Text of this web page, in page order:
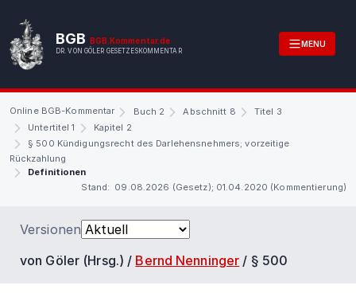
BGB BGB.Kommentar.de
DR. VON GÖLER GESETZESKOMMENTAR
MENU
Online BGB-Kommentar Buch 2 Abschnitt 8
Titel 3
Untertitel 1
Kapitel 2
§ 500 Kündigungsrecht des Darlehensnehmers; vorzeitige
Rückzahlung
Definitionen
Stand: 09.08.2026 (Gesetz); 01.04.2020 (Kommentierung)
Versionen
von Göler (Hrsg.) / Bernd Nenninger / § 500